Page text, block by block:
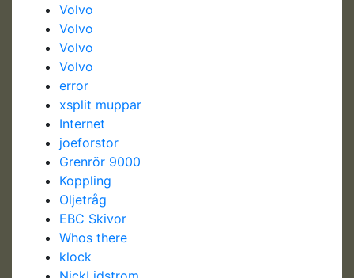
Volvo
Volvo
Volvo
Volvo
error
xsplit muppar
Internet
joeforstor
Grenrör 9000
Koppling
Oljetråg
EBC Skivor
Whos there
klock